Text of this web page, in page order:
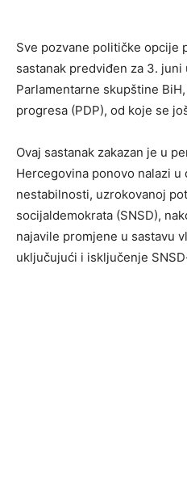
Sve pozvane političke opcije
sastanak predviđen za 3.
Parlamentarne skupštine
progresa (PDP), od koje se
Ovaj sastanak zakazan je u
Hercegovina ponovo nalazi
nestabilnosti, uzrokovanoj
socijaldemokrata (SNSD),
najavile promjene u sastavu
uključujući i isključenje